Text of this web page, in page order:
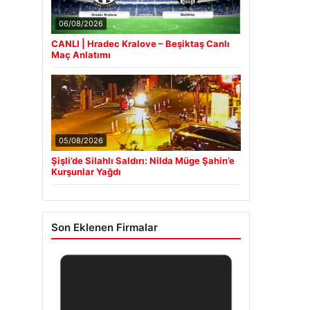
06/08/2026
CANLI | Hradec Kralove – Beşiktaş Canlı
Maç Anlatımı
05/08/2026
Şişli’de Silahlı Saldırı: Nilda Müge Şahin’e
Kurşunlar Yağdı
Son Eklenen Firmalar